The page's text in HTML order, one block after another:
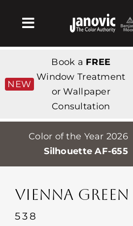
Toggle
Navigation
Products & Services
Κατάστημα
Professionals
Stores
Εκδηλώσεις
Επαφή
NEW
Book a FREE
Window Treatment
or Wallpaper
Consultation
Color of the Year 2026
Silhouette AF-655
VIENNA GREEN
538